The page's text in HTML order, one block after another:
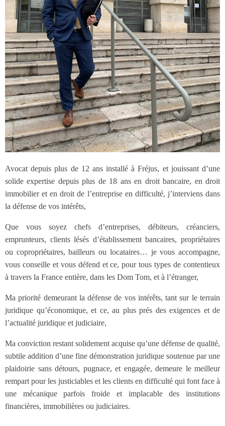
Avocat depuis plus de 12 ans installé à Fréjus, et jouissant d’une
solide expertise depuis plus de 18 ans en droit bancaire, en droit
immobilier et en droit de l’entreprise en difficulté, j’interviens dans
la défense de vos intérêts,
Que vous soyez chefs d’entreprises, débiteurs, créanciers,
emprunteurs, clients lésés d’établissement bancaires, propriétaires
ou copropriétaires, bailleurs ou locataires… je vous accompagne,
vous conseille et vous défend et ce, pour tous types de contentieux
à travers la France entière, dans les Dom Tom, et à l’étranger,
Ma priorité demeurant la défense de vos intérêts, tant sur le terrain
juridique qu’économique, et ce, au plus prés des exigences et de
l’actualité juridique et judiciaire,
Ma conviction restant solidement acquise qu’une défense de qualité,
subtile addition d’une fine démonstration juridique soutenue par une
plaidoirie sans détours, pugnace, et engagée, demeure le meilleur
rempart pour les justiciables et les clients en difficulté qui font face à
une mécanique parfois froide et implacable des institutions
financières, immobilières ou judiciaires.